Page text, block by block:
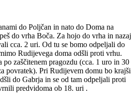
do Poljčan in nato do Doma na
do vrha Boča. Za hojo do vrha in nazaj
cca. 2 uri. Od tu se bomo odpeljali do
Rudijevega doma odšli proti vrhu.
po zaščitenem pragozdu (cca. 1 uro in 30
povratek). Pri Rudijevem domu bo krajši
do Gabrja in se od tam odpeljali proti
predvidoma ob 18. uri .